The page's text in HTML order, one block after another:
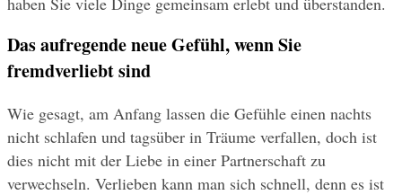
Das aufregende neue Gefühl, wenn Sie
fremdverliebt sind
Wie gesagt, am Anfang lassen die Gefühle einen nachts
nicht schlafen und tagsüber in Träume verfallen, doch ist
dies nicht mit der Liebe in einer Partnerschaft zu
verwechseln. Verlieben kann man sich schnell, denn es ist